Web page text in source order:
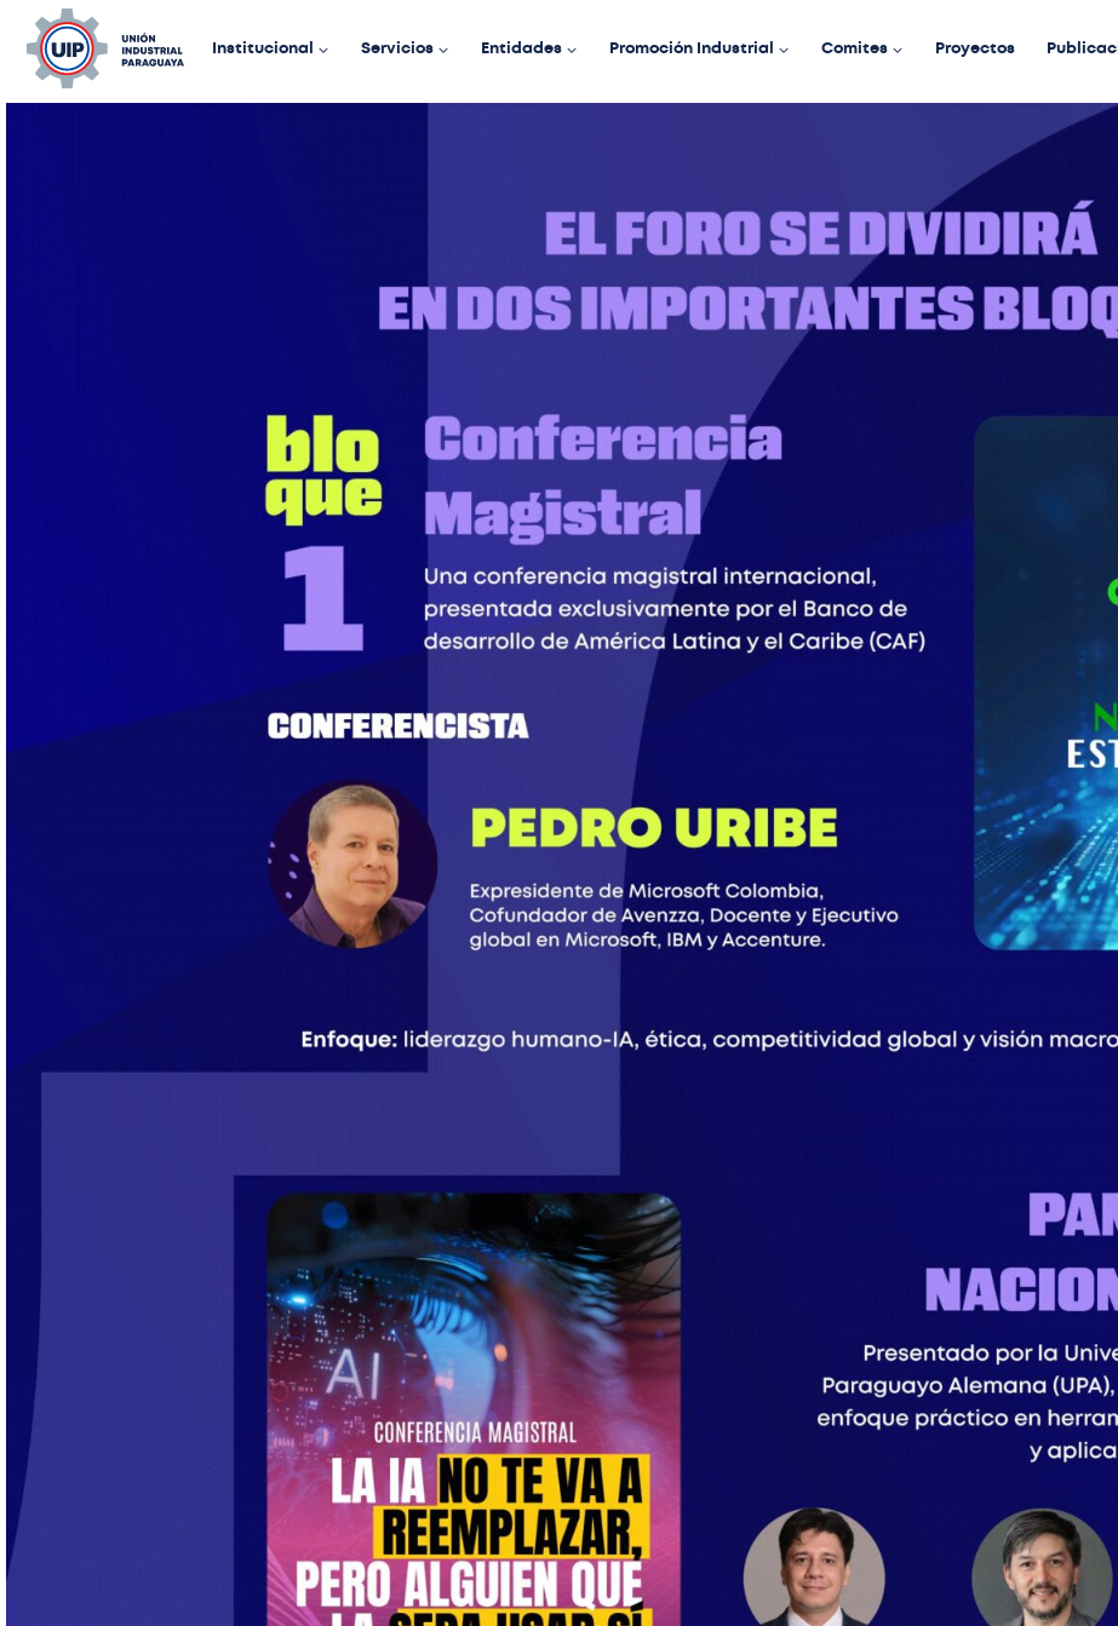
Institucional Servicios Entidades Promoción Industrial Comites Proyectos